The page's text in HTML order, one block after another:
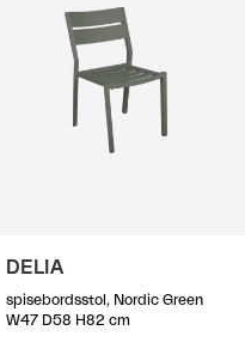
DELIA
spisebordsstol, Nordic Green
W47 D58 H82 cm